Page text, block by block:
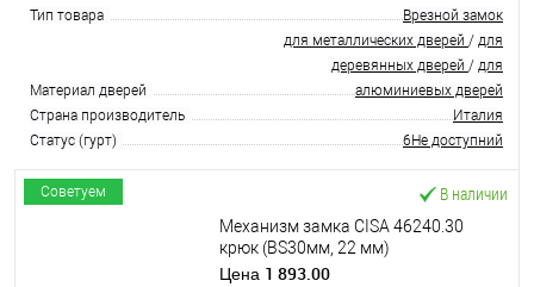
Тип товара
Врезной замок
Материал дверей
для металлических дверей / для
деревянных дверей / для
алюминиевых дверей
Страна производитель
Италия
Статус (гурт)
6Не доступний
Советуем В наличии
Механизм замка CISA 46240.30
крюк (BS30мм, 22 мм)
нержавеющая сталь
Цена 1 893.00